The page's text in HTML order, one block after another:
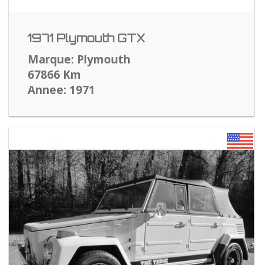
1971 Plymouth GTX
Marque: Plymouth
67866 Km
Annee: 1971